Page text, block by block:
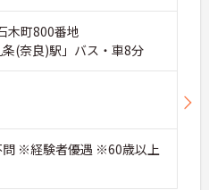
木町800番地
(奈良)駅」バス・車8分
※経験者優遇 ※60歳以上